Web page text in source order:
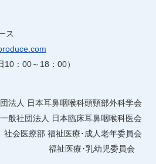
ス
：00～18：00）
法人 日本耳鼻咽喉科頭頸部外科学会
一般社団法人 日本臨床耳鼻咽喉科医会
社会医療部 福祉医療･成人老年委員会
福祉医療･乳幼児委員会